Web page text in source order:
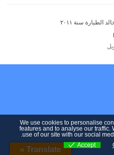
سنة ٢٠١١
Translate »
We use cookies to personalise
features and to analyse our
use of our site with our social
Accept